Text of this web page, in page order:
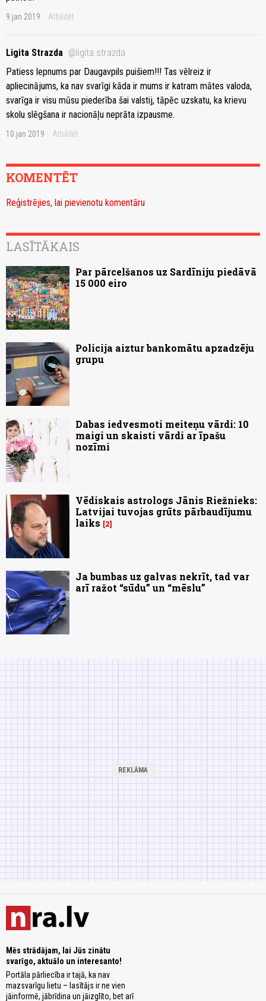
9.jan 2019 Atbildēt
Ligita Strazda @ligita.strazda
Patiess lepnums par Daugavpils puišiem!!! Tas vēlreiz ir
apliecinājums, ka nav svarīgi kāda ir mums ir katram mātes valoda,
svarīga ir visu mūsu piederība šai valstij, tāpēc uzskatu, ka krievu
skolu slēgšana ir nacionāļu neprāta izpausme.
10.jan 2019 Atbildēt
KOMENTĒT
Reģistrējies, lai pievienotu komentāru
LASĪTĀKAIS
Par pārcelšanos uz Sardīniju piedāvā
15 000 eiro
Policija aiztur bankomātu apzadzēju
grupu
Dabas iedvesmoti meiteņu vārdi: 10
maigi un skaisti vārdi ar īpašu
nozīmi
Vēdiskais astrologs Jānis Riežnieks:
Latvijai tuvojas grūts pārbaudījumu
laiks
2
Ja bumbas uz galvas nekrīt, tad var
arī ražot “sūdu” un “mēslu”
Mēs strādājam, lai Jūs zinātu
svarīgo, aktuālo un interesanto!
Portāla pārliecība ir tajā, ka nav
mazsvarīgu lietu – lasītājs ir ne vien
jāinformē, jābrīdina un jāizglīto, bet arī